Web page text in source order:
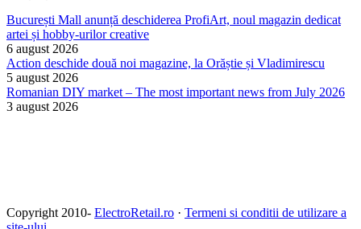
București Mall anunță deschiderea ProfiArt, noul magazin dedicat
artei și hobby-urilor creative
6 august 2026
Action deschide două noi magazine, la Orăștie și Vladimirescu
5 august 2026
Romanian DIY market – The most important news from July 2026
3 august 2026
Copyright 2010- ElectroRetail.ro · Termeni si conditii de utilizare a